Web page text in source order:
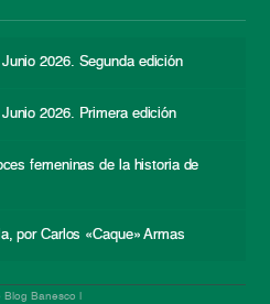
2026. Segunda edición
2026. Primera edición
femeninas de la historia de
por Carlos «Caque» Armas
Banesco |